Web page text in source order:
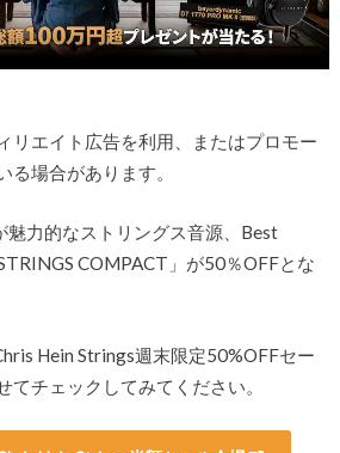
リエイト広告を利用、またはプロモー
る場合があります。
魅力的なストリングス音源、Best
COMPACT」が50％OFFとな
Hein Strings週末限定50%OFFセー
てチェックしてみてください。